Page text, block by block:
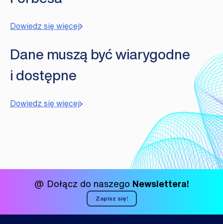
Dowiedz się więcej
Dane muszą być wiarygodne
i dostępne
Dowiedz się więcej
@ Dołącz do naszego Newslettera!
Zapisz się!